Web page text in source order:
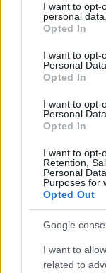
I want to opt-
personal data.
Opted In
I want to opt-
Personal Data.
Opted In
I want to opt-
Personal
Opted In
I want to opt-
Retention,
Personal
Purposes for
Opted Out
Google
I want to
related to